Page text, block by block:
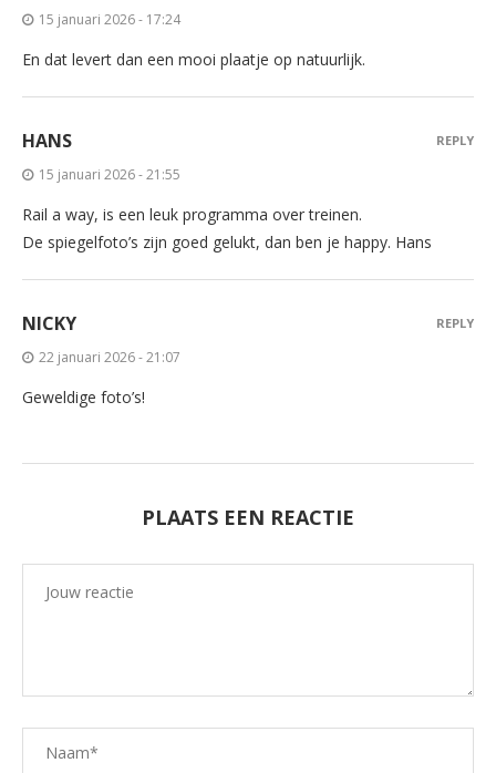
15 januari 2026 - 17:24
En dat levert dan een mooi plaatje op natuurlijk.
HANS
15 januari 2026 - 21:55
Rail a way, is een leuk programma over treinen.
De spiegelfoto’s zijn goed gelukt, dan ben je happy. Hans
REPLY
NICKY
22 januari 2026 - 21:07
Geweldige foto’s!
REPLY
PLAATS EEN REACTIE